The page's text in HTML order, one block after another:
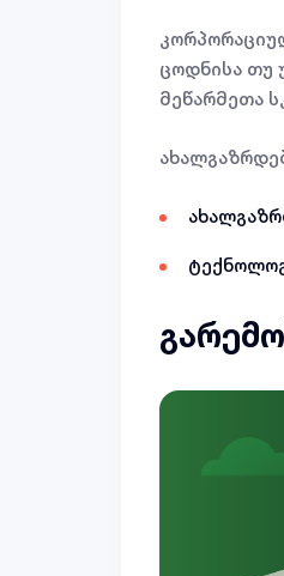
ცოდნისა თუ
მეწარმეთა